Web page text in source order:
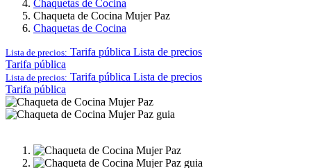
Chaquetas de Cocina
Chaqueta de Cocina Mujer Paz
Chaquetas de Cocina
Lista de precios: Tarifa pública Lista de precios
Tarifa pública
Lista de precios: Tarifa pública Lista de precios
Tarifa pública